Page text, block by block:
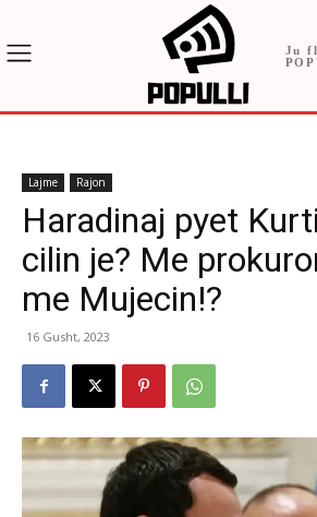
Ju
Lajme Rajon
Haradinaj pyet
cilin je? Me
me Mujecin!?
16 Gusht, 2023